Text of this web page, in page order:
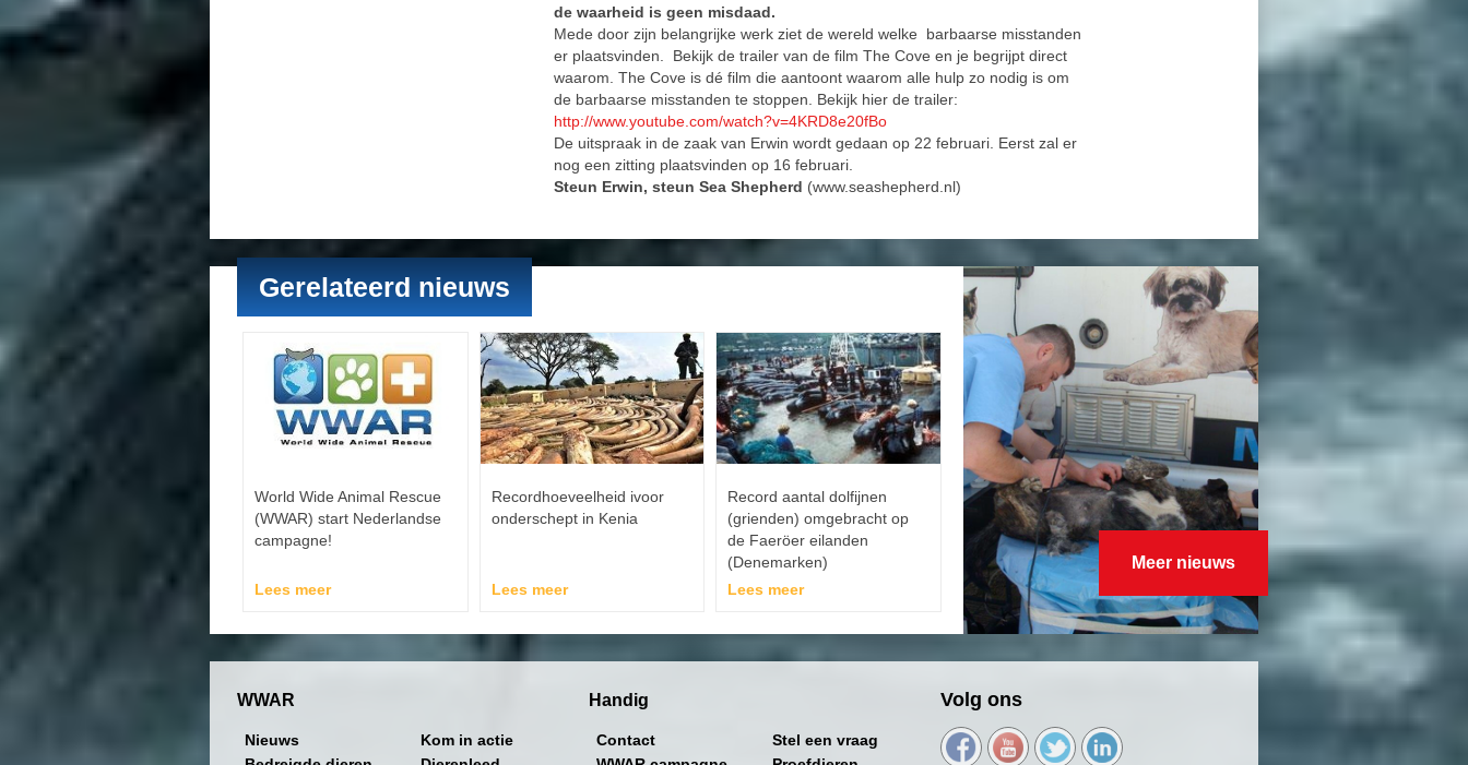
de waarheid is geen misdaad.
Mede door zijn belangrijke werk ziet de wereld welke barbaarse misstanden
er plaatsvinden. Bekijk de trailer van de film The Cove en je begrijpt direct
waarom. The Cove is dé film die aantoont waarom alle hulp zo nodig is om
de barbaarse misstanden te stoppen. Bekijk hier de trailer:
http://www.youtube.com/watch?v=4KRD8e20fBo
De uitspraak in de zaak van Erwin wordt gedaan op 22 februari. Eerst zal er
nog een zitting plaatsvinden op 16 februari.
Steun Erwin, steun Sea Shepherd (www.seashepherd.nl)
Gerelateerd nieuws
World Wide Animal Rescue
(WWAR) start Nederlandse
campagne!
Lees meer
Recordhoeveelheid ivoor
onderschept in Kenia
Lees meer
Record aantal dolfijnen
(grienden) omgebracht op
de Faeröer eilanden
(Denemarken)
Lees meer
Meer nieuws
WWAR
Nieuws
Kom in actie
Handig
Contact
Stel een vraag
Volg ons